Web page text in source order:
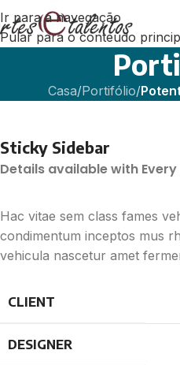
Ir para a navegação
Pular para o conteúdo
Casa/Portifólio/
Sticky Sidebar
Details available with Every
Hac vitae sem class fames
condimentum inceptos mus
vehicula nascetur amet
CLIENT
DESIGNER